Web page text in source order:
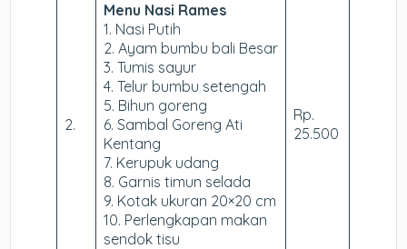
2.
Menu Nasi Rames
1. Nasi Putih
2. Ayam bumbu bali Besar
3. Tumis sayur
4. Telur bumbu setengah
5. Bihun goreng
6. Sambal Goreng Ati
Kentang
7. Kerupuk udang
8. Garnis timun selada
9. Kotak ukuran 20×20 cm
10. Perlengkapan makan
sendok tisu
Rp.
25.500